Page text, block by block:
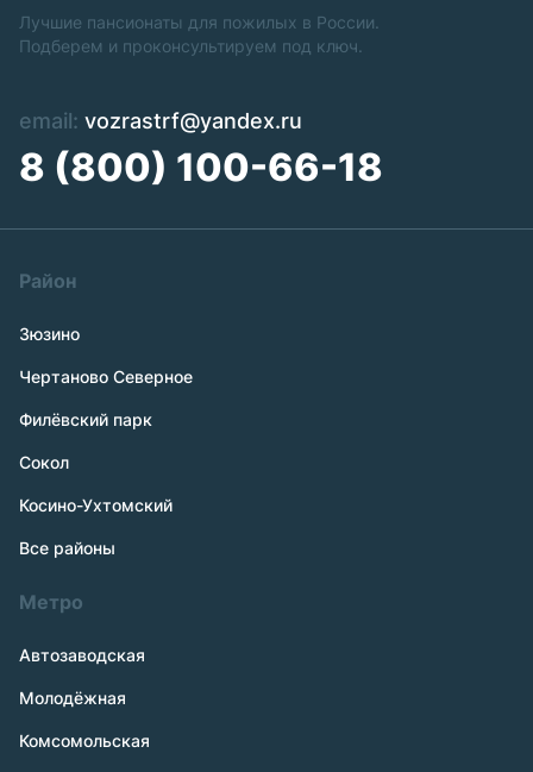
Лучшие пансионаты для пожилых в России.
Подберем и проконсультируем под ключ.
email: vozrastrf@yandex.ru
8 (800) 100-66-18
Район
Зюзино
Чертаново Северное
Филёвский парк
Сокол
Косино-Ухтомский
Все районы
Метро
Автозаводская
Молодёжная
Комсомольская